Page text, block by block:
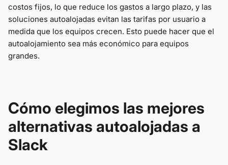
costos fijos, lo que reduce los gastos a largo plazo, y las
soluciones autoalojadas evitan las tarifas por usuario a
medida que los equipos crecen. Esto puede hacer que el
autoalojamiento sea más económico para equipos
grandes.
Cómo elegimos las mejores
alternativas autoalojadas a
Slack